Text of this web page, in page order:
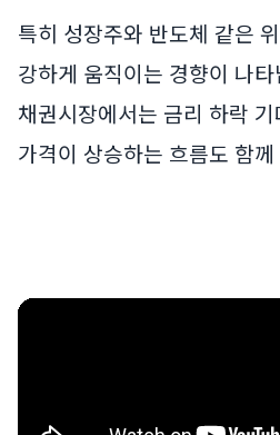
특히 성장주와 반도체 같은
강하게 움직이는 경향이 나
채권시장에서는 금리 하락
가격이 상승하는 흐름도 함